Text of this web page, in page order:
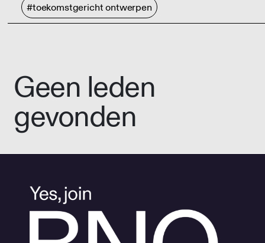
#toekomstgericht ontwerpen
Geen leden
gevonden